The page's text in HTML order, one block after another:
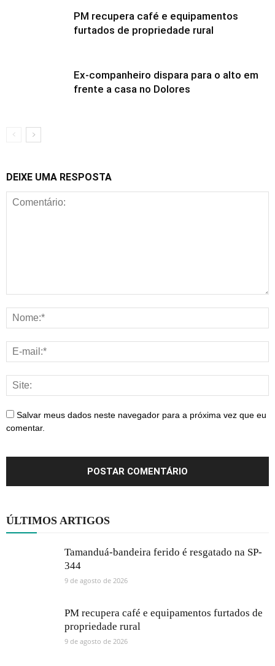
PM recupera café e equipamentos
furtados de propriedade rural
Ex-companheiro dispara para o alto em
frente a casa no Dolores
DEIXE UMA RESPOSTA
Salvar meus dados neste navegador para a próxima vez que eu
comentar.
ÚLTIMOS ARTIGOS
Tamanduá-bandeira ferido é resgatado na SP-
344
9 de agosto de 2026
PM recupera café e equipamentos furtados de
propriedade rural
9 de agosto de 2026